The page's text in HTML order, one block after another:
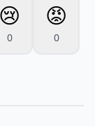
😢
0
😡
0